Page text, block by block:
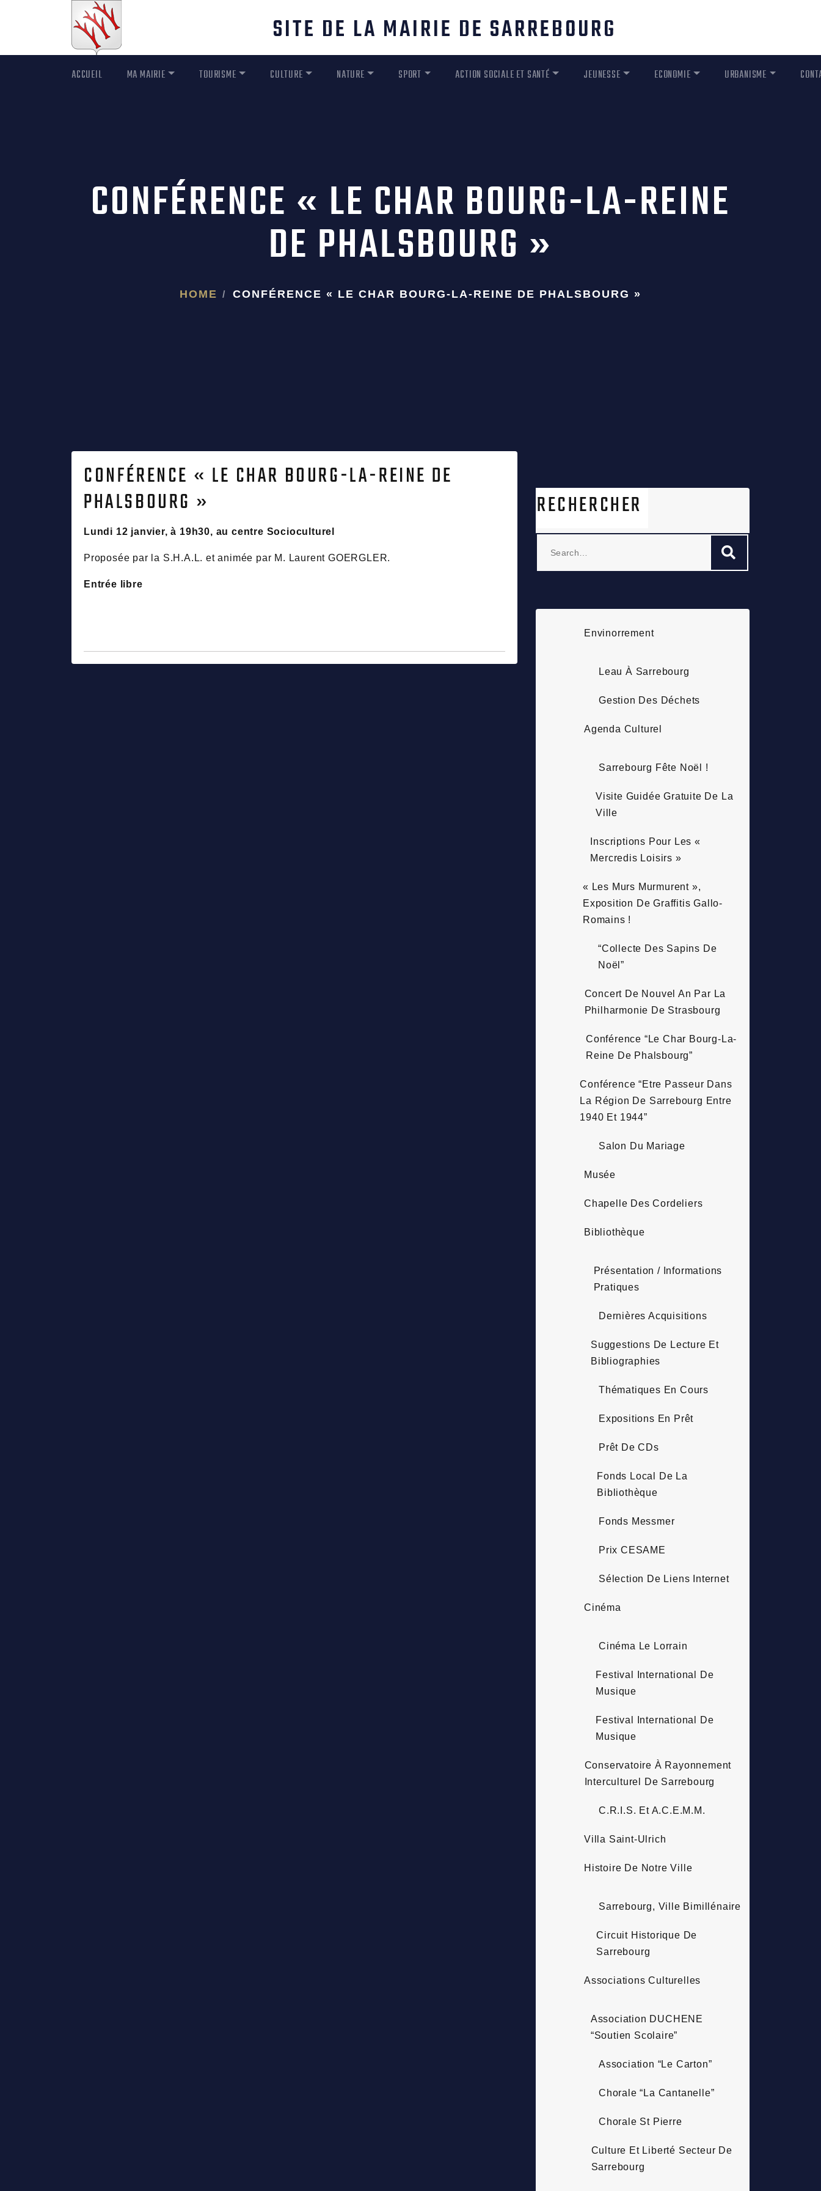
SITE DE LA MAIRIE DE SARREBOURG
ACCUEIL MA MAIRIE TOURISME CULTURE NATURE SPORT ACTION SOCIALE ET SANTÉ JEUNESSE ECONOMIE URBANISME
CONFÉRENCE « LE CHAR BOURG-LA-REINE
DE PHALSBOURG »
HOME CONFÉRENCE « LE CHAR BOURG-LA-REINE DE PHALSBOURG »
CONFÉRENCE « LE CHAR BOURG-LA-REINE DE
PHALSBOURG »
Lundi 12 janvier, à 19h30, au centre Socioculturel
Proposée par la S.H.A.L. et animée par M. Laurent GOERGLER.
Entrée libre
RECHERCHER
for:
Envinorrement
Leau À Sarrebourg
Gestion Des Déchets
Agenda Culturel
Sarrebourg Fête Noël !
Visite Guidée Gratuite De La
Ville
Inscriptions Pour Les «
Mercredis Loisirs »
« Les Murs Murmurent »,
Exposition De Graffitis Gallo-
Romains !
“Collecte Des Sapins De
Noël”
Concert De Nouvel An Par La
Philharmonie De Strasbourg
Conférence “Le Char Bourg-La-
Reine De Phalsbourg”
Conférence “Etre Passeur Dans
La Région De Sarrebourg Entre
1940 Et 1944”
Salon Du Mariage
Musée
Chapelle Des Cordeliers
Bibliothèque
Présentation / Informations
Pratiques
Dernières Acquisitions
Suggestions De Lecture Et
Bibliographies
Thématiques En Cours
Expositions En Prêt
Prêt De CDs
Fonds Local De La
Bibliothèque
Fonds Messmer
Prix CESAME
Sélection De Liens Internet
Cinéma
Cinéma Le Lorrain
Festival International De
Musique
Festival International De
Musique
Conservatoire À Rayonnement
Interculturel De Sarrebourg
C.R.I.S. Et A.C.E.M.M.
Villa Saint-Ulrich
Histoire De Notre Ville
Sarrebourg, Ville Bimillénaire
Circuit Historique De
Sarrebourg
Associations Culturelles
Association DUCHENE
“Soutien Scolaire”
Association “Le Carton”
Chorale “La Cantanelle”
Chorale St Pierre
Culture Et Liberté Secteur De
Sarrebourg